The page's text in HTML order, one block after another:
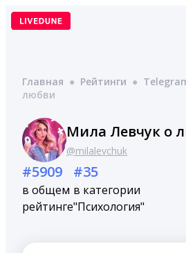
Перейти
Главная ● Рейтинги ●
любви
Мила Левчук о
@milalevchuk
#5909
в общем
рейтинге
#35
в категории
"Психология"